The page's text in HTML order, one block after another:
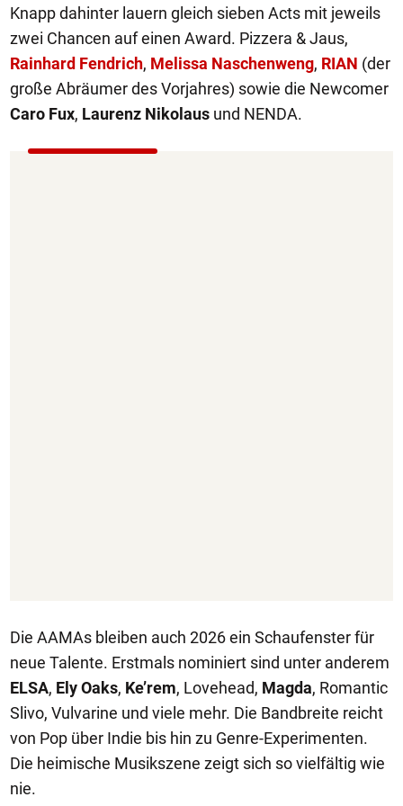
Knapp dahinter lauern gleich sieben Acts mit jeweils
zwei Chancen auf einen Award. Pizzera & Jaus,
Rainhard Fendrich, Melissa Naschenweng, RIAN (der
große Abräumer des Vorjahres) sowie die Newcomer
Caro Fux, Laurenz Nikolaus und NENDA.
Die AAMAs bleiben auch 2026 ein Schaufenster für
neue Talente. Erstmals nominiert sind unter anderem
ELSA, Ely Oaks, Ke’rem, Lovehead, Magda, Romantic
Slivo, Vulvarine und viele mehr. Die Bandbreite reicht
von Pop über Indie bis hin zu Genre-Experimenten.
Die heimische Musikszene zeigt sich so vielfältig wie
nie.